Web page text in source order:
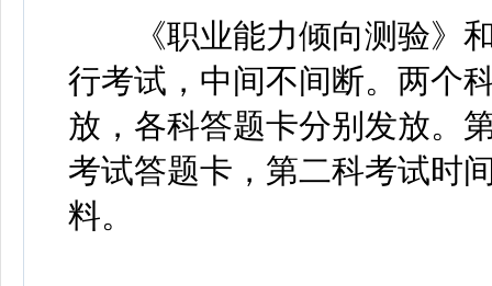
《职业能力倾向测验》和
行考试，中间不间断。两个
放，各科答题卡分别发放。
考试答题卡，第二科考试时
料。